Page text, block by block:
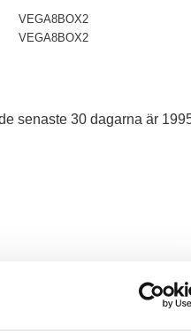
VEGA8BOX2
VEGA8BOX2
senaste 30 dagarna är